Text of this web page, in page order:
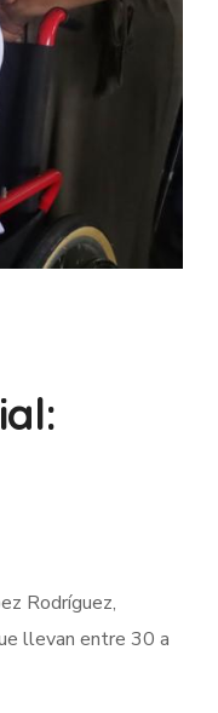
Rodríguez,
llevan entre 30 a